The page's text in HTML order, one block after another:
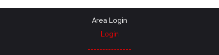
Area Login
Login
---------------